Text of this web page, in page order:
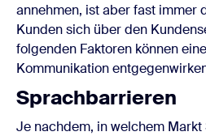
annehmen, ist aber fast immer
Kunden sich über den
folgenden Faktoren können
Kommunikation
Sprachbarrieren
Je nachdem, in welchem